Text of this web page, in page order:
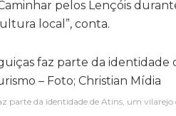
pelos Lençóis
local”, conta.
parte da identidade de Atins, um